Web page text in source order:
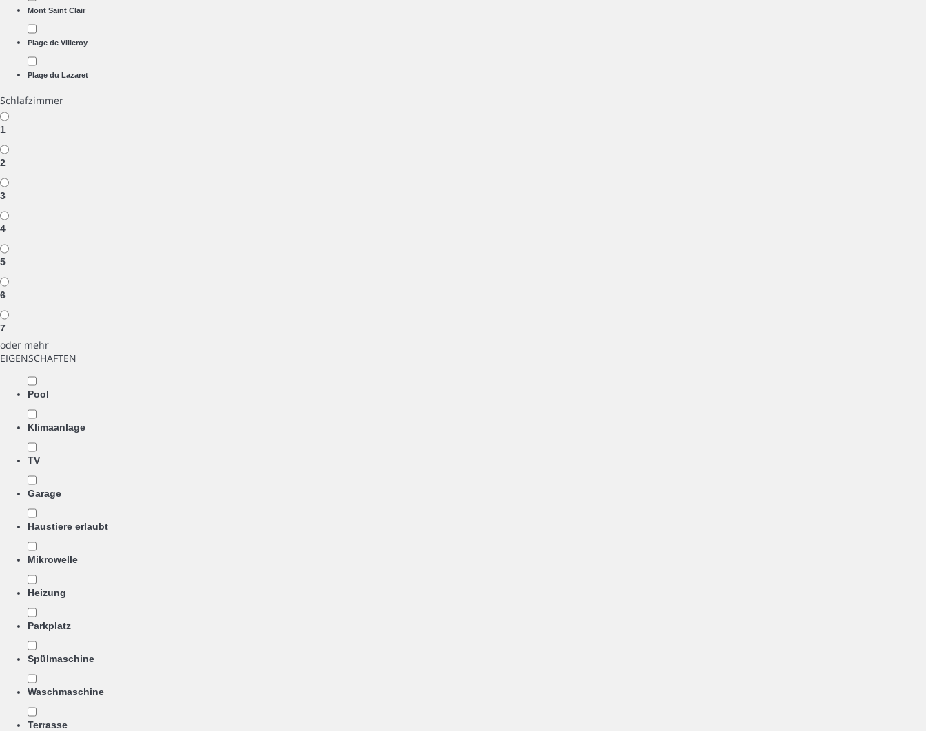
Mont Saint Clair
Plage de Villeroy
Plage du Lazaret
Schlafzimmer
1
2
3
4
5
6
7
oder mehr
EIGENSCHAFTEN
Pool
Klimaanlage
TV
Garage
Haustiere erlaubt
Mikrowelle
Heizung
Parkplatz
Spülmaschine
Waschmaschine
Terrasse